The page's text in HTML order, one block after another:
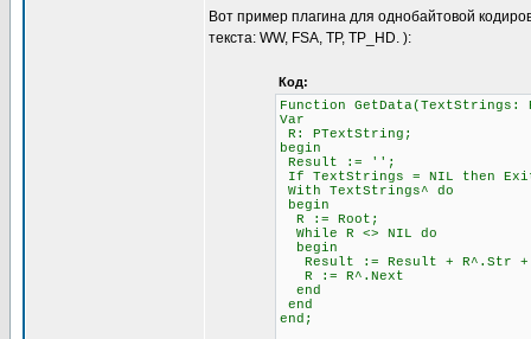
Вот пример плагина для однобайтовой
текста: WW, FSA, TP, TP_HD. ):
Код:
Function
Var
R: PTextString;
begin
Result := '';
If TextStrings = NIL then
With TextStrings^ do
begin
R := Root;
While R <> NIL do
begin
Result := Result + R^.Str +
R := R^.Next
end
end
end;